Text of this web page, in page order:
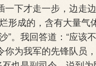
下才走一步，边走
形成的，含有大量
”。我回答道：“应
为我军的先锋队员